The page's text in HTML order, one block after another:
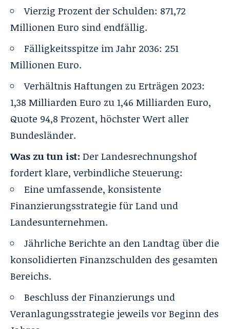
Vierzig Prozent der Schulden: 871,72
Millionen Euro sind endfällig.
Fälligkeitsspitze im Jahr 2036: 251
Millionen Euro.
Verhältnis Haftungen zu Erträgen 2023:
1,38 Milliarden Euro zu 1,46 Milliarden Euro,
Quote 94,8 Prozent, höchster Wert aller
Bundesländer.
Was zu tun ist: Der Landesrechnungshof
fordert klare, verbindliche Steuerung:
Eine umfassende, konsistente
Finanzierungsstrategie für Land und
Landesunternehmen.
Jährliche Berichte an den Landtag über die
konsolidierten Finanzschulden des gesamten
Bereichs.
Beschluss der Finanzierungs und
Veranlagungsstrategie jeweils vor Beginn des